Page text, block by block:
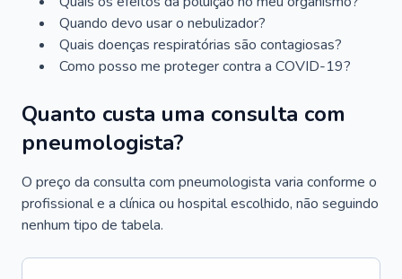
Quando devo usar o nebulizador?
Quais doenças respiratórias são contagiosas?
Como posso me proteger contra a COVID-19?
Quanto custa uma consulta com
pneumologista?
O preço da consulta com pneumologista varia conforme o
profissional e a clínica ou hospital escolhido, não seguindo
nenhum tipo de tabela.